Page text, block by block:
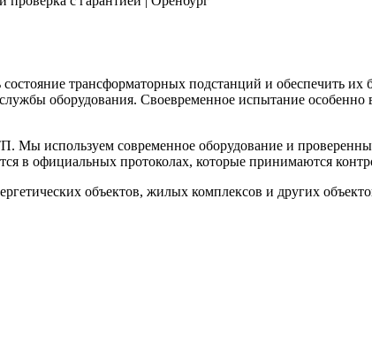
трансформаторных подстанций и обеспечить
оборудования. Своевременное испытание
Мы используем современное оборудование и
в официальных протоколах, которые принимаются
объектов, жилых комплексов и других